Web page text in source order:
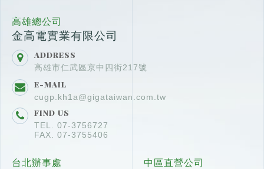
高雄總公司
金高電實業有限公司
ADDRESS
高雄市仁武區京中四街217號
E-MAIL
cugp.kh1a@gigataiwan.com.tw
FIND US
TEL. 07-3756727
FAX. 07-3755406
台北辦事處 中區直營公司